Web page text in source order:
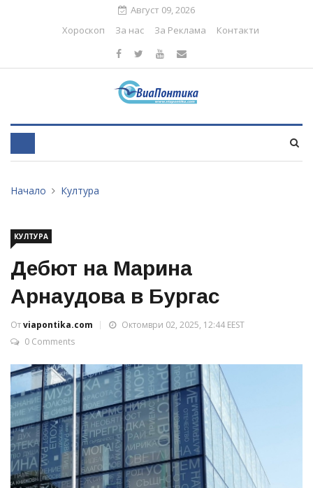
Август 09, 2026
Хороскоп
За нас За Реклама Контакти
Начало Култура
КУЛТУРА
Дебют на Марина
Арнаудова в Бургас
Отviapontika.com
Октомври 02, 2025, 12:44 EEST
0 Comments